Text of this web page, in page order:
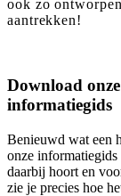
ook zo
aantrekken!
Download onze
informatiegids
Benieuwd wat een
onze
daarbij hoort en
zie je precies hoe